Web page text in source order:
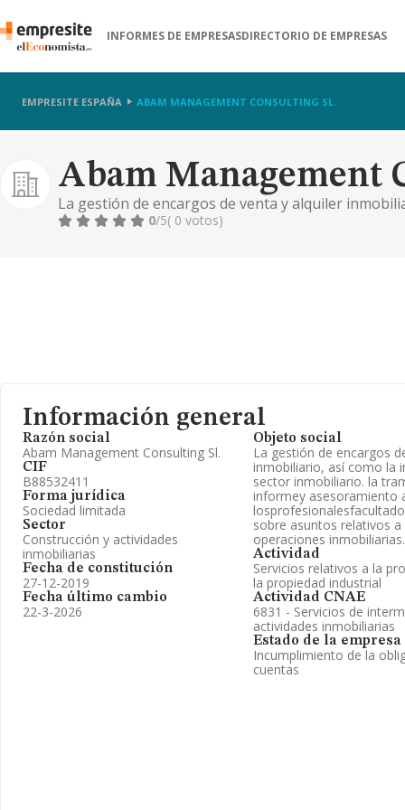
INFORMES DE EMPRESASDIRECTORIO DE EMPRESAS
EMPRESITE ESPAÑA ABAM MANAGEMENT CONSULTING SL.
Abam Management
La gestión de encargos de venta y alquiler
inmobiliario. la tramitación, promoción, informey
0/5( 0 votos)
Información general
Razón social
Abam Management Consulting Sl.
CIF
B88532411
Forma jurídica
Sociedad limitada
Sector
Construcción y actividades
inmobiliarias
Fecha de constitución
27-12-2019
Fecha último cambio
22-3-2026
Objeto social
La gestión de encargos
inmobiliario, así como la
sector inmobiliario. la
informey asesoramiento
sobre asuntos relativos
operaciones inmobiliarias.
Actividad
Servicios relativos a la
la propiedad industrial
Actividad CNAE
6831 - Servicios de
actividades inmobiliarias
Estado de la empresa
Incumplimiento de la
cuentas